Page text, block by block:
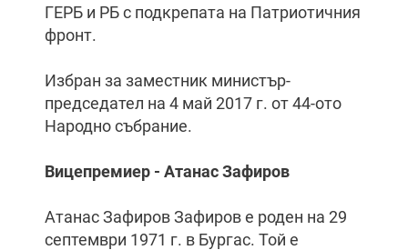
ГЕРБ и РБ с подкрепата на Патриотичния
фронт.
Избран за заместник министър-
председател на 4 май 2017 г. от 44-ото
Народно събрание.
Вицепремиер - Атанас Зафиров
Атанас Зафиров Зафиров е роден на 29
септември 1971 г. в Бургас. Той е